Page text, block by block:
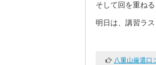
そして回を重ね
明日は、講習ラ
八重山厳選口